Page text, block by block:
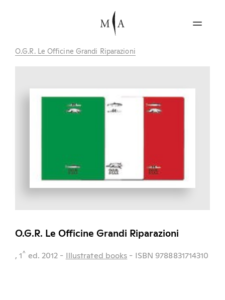
O.G.R. Le Officine Grandi Riparazioni
O.G.R. Le Officine Grandi Riparazioni
, 1^ ed. 2012 - Illustrated books - ISBN 9788831714310